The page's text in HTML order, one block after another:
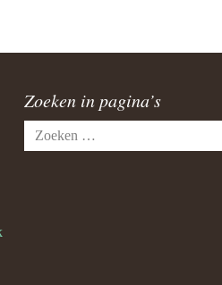
Zoeken in pagina’s
Zoeken
naar: